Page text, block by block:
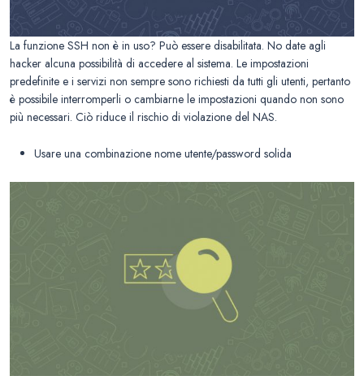
La funzione SSH non è in uso? Può essere disabilitata. No date agli
hacker alcuna possibilità di accedere al sistema. Le impostazioni
predefinite e i servizi non sempre sono richiesti da tutti gli utenti, pertanto
è possibile interromperli o cambiarne le impostazioni quando non sono
più necessari. Ciò riduce il rischio di violazione del NAS.
Usare una combinazione nome utente/password solida